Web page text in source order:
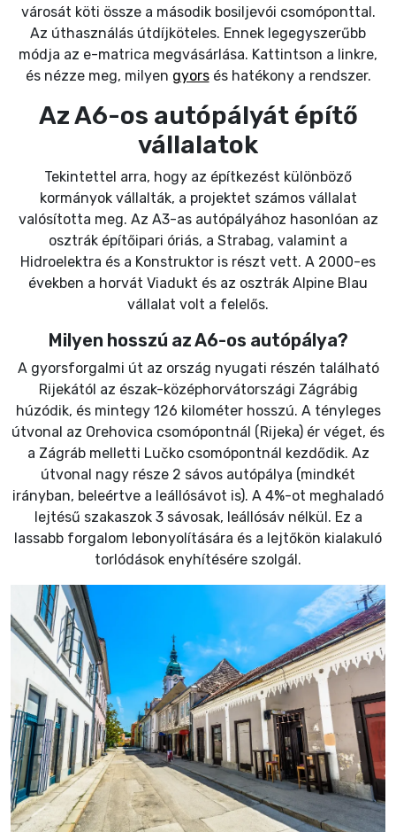
városát köti össze a második bosiljevói csomóponttal.
Az úthasználás útdíjköteles. Ennek legegyszerűbb
módja az e-matrica megvásárlása. Kattintson a linkre,
és nézze meg, milyen gyorsés hatékony a rendszer.
Az A6-os autópályát építő
vállalatok
Tekintettel arra, hogy az építkezést különböző
kormányok vállalták, a projektet számos vállalat
valósította meg. Az A3-as autópályához hasonlóan az
osztrák építőipari óriás, a Strabag, valamint a
Hidroelektra és a Konstruktor is részt vett. A 2000-es
években a horvát Viadukt és az osztrák Alpine Blau
vállalat volt a felelős.
Milyen hosszú az A6-os autópálya?
A gyorsforgalmi út az ország nyugati részén található
Rijekától az észak-középhorvátországi Zágrábig
húzódik, és mintegy 126 kilométer hosszú. A tényleges
útvonal az Orehovica csomópontnál (Rijeka) ér véget, és
a Zágráb melletti Lučko csomópontnál kezdődik. Az
útvonal nagy része 2 sávos autópálya (mindkét
irányban, beleértve a leállósávot is). A 4%-ot meghaladó
lejtésű szakaszok 3 sávosak, leállósáv nélkül. Ez a
lassabb forgalom lebonyolítására és a lejtőkön kialakuló
torlódások enyhítésére szolgál.